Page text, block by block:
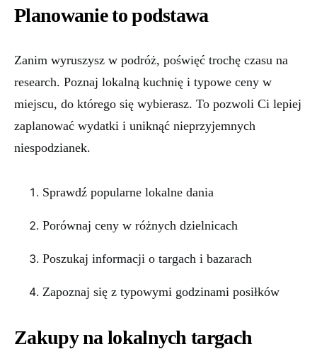
Planowanie to podstawa
Zanim wyruszysz w podróż, poświęć trochę czasu na
research. Poznaj lokalną kuchnię i typowe ceny w
miejscu, do którego się wybierasz. To pozwoli Ci lepiej
zaplanować wydatki i uniknąć nieprzyjemnych
niespodzianek.
Sprawdź popularne lokalne dania
Porównaj ceny w różnych dzielnicach
Poszukaj informacji o targach i bazarach
Zapoznaj się z typowymi godzinami posiłków
Zakupy na lokalnych targach